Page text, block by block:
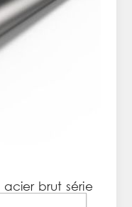
acier brut série